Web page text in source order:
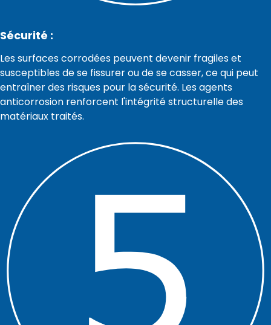
Sécurité :
Les surfaces corrodées peuvent devenir fragiles et
susceptibles de se fissurer ou de se casser, ce qui peut
entraîner des risques pour la sécurité. Les agents
anticorrosion renforcent l'intégrité structurelle des
matériaux traités.